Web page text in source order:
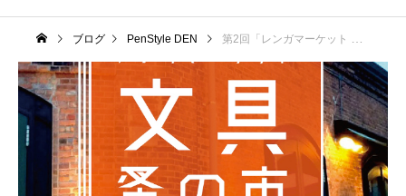
ブログ PenStyle DEN 第2回「レンガマーケット 文具蚤の市」開催！